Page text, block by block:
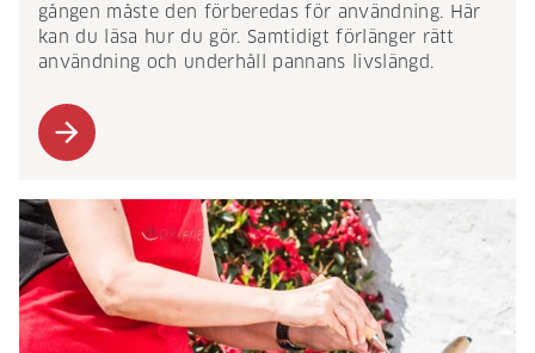
gången måste den förberedas för användning. Här
kan du läsa hur du gör. Samtidigt förlänger rätt
användning och underhåll pannans livslängd.
arrow_forward